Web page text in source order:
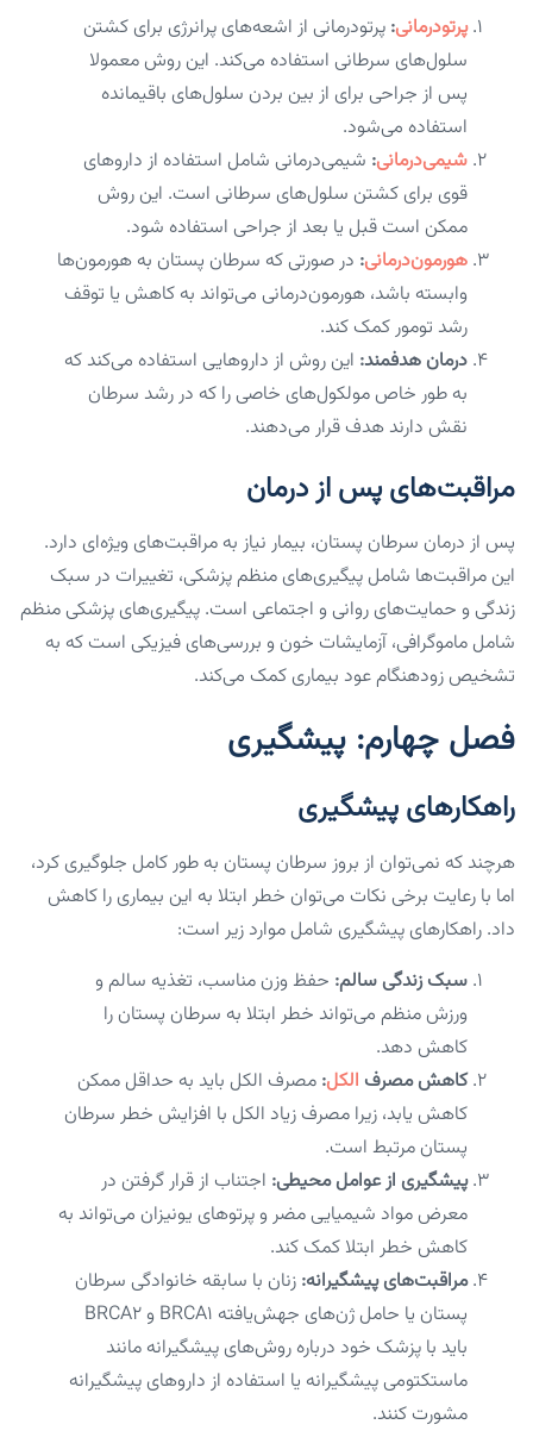
پرتودرمانی: پرتودرمانی از اشعه‌های پرانرژی برای کشتن
سلول‌های سرطانی استفاده می‌کند. این روش معمولا
پس از جراحی برای از بین بردن سلول‌های باقیمانده
استفاده می‌شود.
شیمی‌درمانی: شیمی‌درمانی شامل استفاده از داروهای
قوی برای کشتن سلول‌های سرطانی است. این روش
ممکن است قبل یا بعد از جراحی استفاده شود.
هورمون‌درمانی: در صورتی که سرطان پستان به هورمون‌ها
وابسته باشد، هورمون‌درمانی می‌تواند به کاهش یا توقف
رشد تومور کمک کند.
درمان هدفمند: این روش از داروهایی استفاده می‌کند که
به طور خاص مولکول‌های خاصی را که در رشد سرطان
نقش دارند هدف قرار می‌دهند.
مراقبت‌های پس از درمان
پس از درمان سرطان پستان، بیمار نیاز به مراقبت‌های ویژه‌ای دارد.
این مراقبت‌ها شامل پیگیری‌های منظم پزشکی، تغییرات در سبک
زندگی و حمایت‌های روانی و اجتماعی است. پیگیری‌های پزشکی منظم
شامل ماموگرافی، آزمایشات خون و بررسی‌های فیزیکی است که به
تشخیص زودهنگام عود بیماری کمک می‌کند.
فصل چهارم: پیشگیری
راهکارهای پیشگیری
هرچند که نمی‌توان از بروز سرطان پستان به طور کامل جلوگیری کرد،
اما با رعایت برخی نکات می‌توان خطر ابتلا به این بیماری را کاهش
داد. راهکارهای پیشگیری شامل موارد زیر است:
سبک زندگی سالم: حفظ وزن مناسب، تغذیه سالم و
ورزش منظم می‌تواند خطر ابتلا به سرطان پستان را
کاهش دهد.
کاهش مصرف الکل: مصرف الکل باید به حداقل ممکن
کاهش یابد، زیرا مصرف زیاد الکل با افزایش خطر سرطان
پستان مرتبط است.
پیشگیری از عوامل محیطی: اجتناب از قرار گرفتن در
معرض مواد شیمیایی مضر و پرتوهای یونیزان می‌تواند به
کاهش خطر ابتلا کمک کند.
مراقبت‌های پیشگیرانه: زنان با سابقه خانوادگی سرطان
پستان یا حامل ژن‌های جهش‌یافته BRCA1 و BRCA2
باید با پزشک خود درباره روش‌های پیشگیرانه مانند
ماستکتومی پیشگیرانه یا استفاده از داروهای پیشگیرانه
مشورت کنند.